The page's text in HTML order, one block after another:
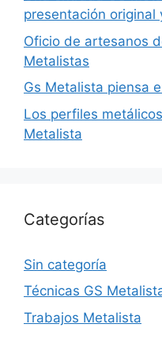
presentación original
Oficio de artesanos
Metalistas
Gs Metalista piensa
Los perfiles
Metalista
Categorías
Sin categoría
Técnicas GS
Trabajos Metalista